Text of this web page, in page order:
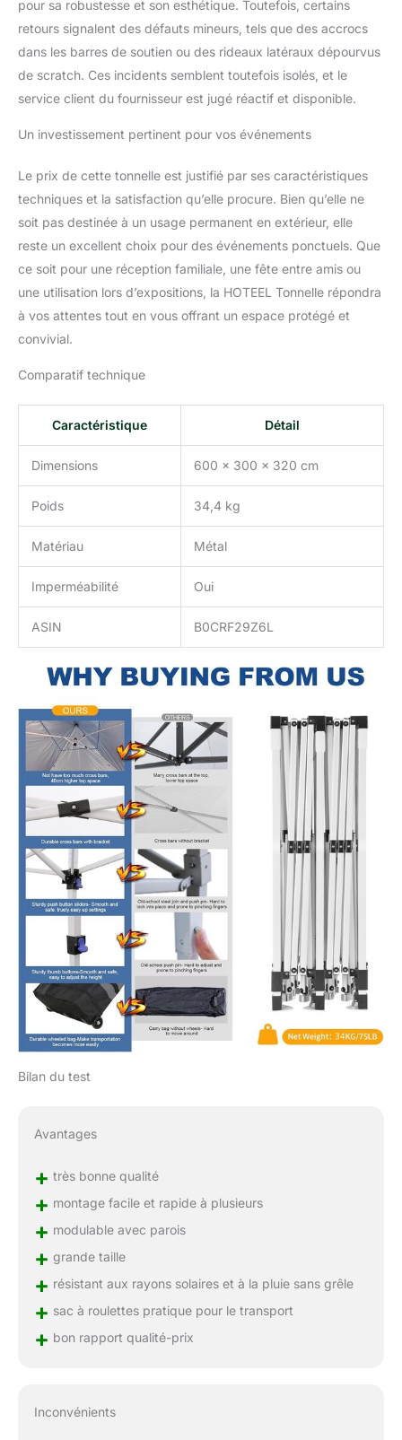
pour sa robustesse et son esthétique. Toutefois, certains
retours signalent des défauts mineurs, tels que des accrocs
dans les barres de soutien ou des rideaux latéraux dépourvus
de scratch. Ces incidents semblent toutefois isolés, et le
service client du fournisseur est jugé réactif et disponible.
Un investissement pertinent pour vos événements
Le prix de cette tonnelle est justifié par ses caractéristiques
techniques et la satisfaction qu’elle procure. Bien qu’elle ne
soit pas destinée à un usage permanent en extérieur, elle
reste un excellent choix pour des événements ponctuels. Que
ce soit pour une réception familiale, une fête entre amis ou
une utilisation lors d’expositions, la HOTEEL Tonnelle répondra
à vos attentes tout en vous offrant un espace protégé et
convivial.
Comparatif technique
Caractéristique Détail
Dimensions 600 x 300 x 320 cm
Poids 34,4 kg
Matériau Métal
Imperméabilité Oui
ASIN B0CRF29Z6L
Bilan du test
Avantages
+ très bonne qualité
+ montage facile et rapide à plusieurs
+ modulable avec parois
+ grande taille
+ résistant aux rayons solaires et à la pluie sans grêle
+ sac à roulettes pratique pour le transport
+ bon rapport qualité-prix
Inconvénients